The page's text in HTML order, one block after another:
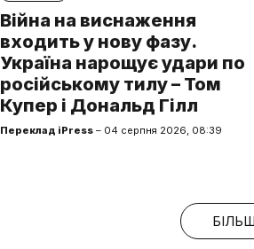
Війна на виснаження
входить у нову фазу.
Україна нарощує удари по
російському тилу – Том
Купер і Дональд Гілл
Переклад iPress – 04 серпня 2026, 08:39